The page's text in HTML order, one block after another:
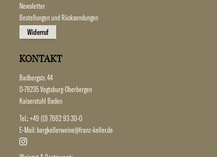
Newsletter
Bestellungen und Rücksendungen
Widerruf
KONTAKT
Badbergstr. 44
D-79235 Vogtsburg-Oberbergen
Kaiserstuhl Baden
Tel.: +49 (0) 7662 93 30-0
E-Mail:bergkellerweine@franz-keller.de